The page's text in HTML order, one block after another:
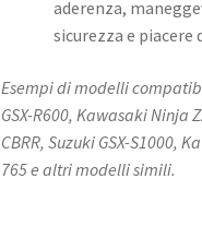
aderenza,
sicurezza e piacere
Esempi di modelli
GSX-R600, Kawasaki Ninja
CBRR, Suzuki GSX-S1000,
765 e altri modelli simili.